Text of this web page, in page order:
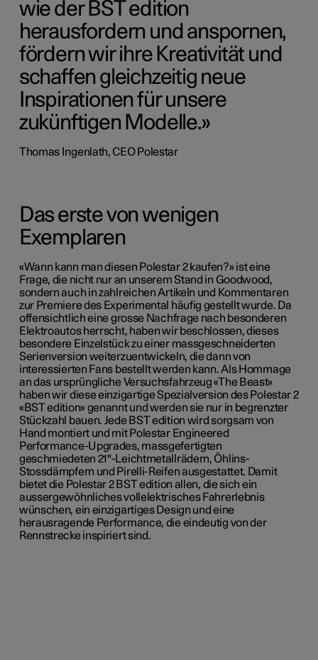
wie der BST edition
herausfordern und anspornen,
fördern wir ihre Kreativität und
schaffen gleichzeitig neue
Inspirationen für unsere
zukünftigen Modelle.»
Thomas Ingenlath, CEO Polestar
Das erste von wenigen
Exemplaren
«Wann kann man diesen Polestar 2 kaufen?» ist eine
Frage, die nicht nur an unserem Stand in Goodwood,
sondern auch in zahlreichen Artikeln und Kommentaren
zur Premiere des Experimental häufig gestellt wurde. Da
offensichtlich eine grosse Nachfrage nach besonderen
Elektroautos herrscht, haben wir beschlossen, dieses
besondere Einzelstück zu einer massgeschneiderten
Serienversion weiterzuentwickeln, die dann von
interessierten Fans bestellt werden kann. Als Hommage
an das ursprüngliche Versuchsfahrzeug «The Beast»
haben wir diese einzigartige Spezialversion des Polestar 2
«BST edition» genannt und werden sie nur in begrenzter
Stückzahl bauen. Jede BST edition wird sorgsam von
Hand montiert und mit Polestar Engineered
Performance-Upgrades, massgefertigten
geschmiedeten 21"-Leichtmetallrädern, Öhlins-
Stossdämpfern und Pirelli-Reifen ausgestattet. Damit
bietet die Polestar 2 BST edition allen, die sich ein
aussergewöhnliches vollelektrisches Fahrerlebnis
wünschen, ein einzigartiges Design und eine
herausragende Performance, die eindeutig von der
Rennstrecke inspiriert sind.